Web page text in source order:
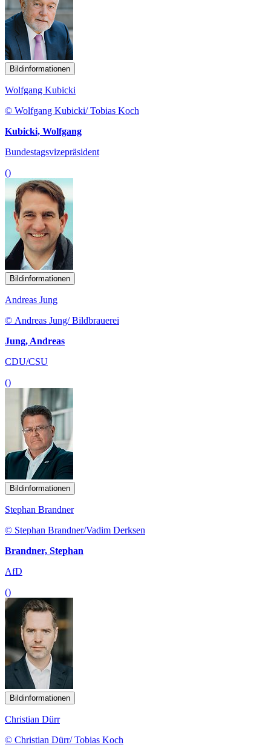
Bildinformationen
Wolfgang Kubicki
© Wolfgang Kubicki/ Tobias Koch
Kubicki, Wolfgang
Bundestagsvizepräsident
()
Bildinformationen
Andreas Jung
© Andreas Jung/ Bildbrauerei
Jung, Andreas
CDU/CSU
()
Bildinformationen
Stephan Brandner
© Stephan Brandner/Vadim Derksen
Brandner, Stephan
AfD
()
Bildinformationen
Christian Dürr
© Christian Dürr/ Tobias Koch